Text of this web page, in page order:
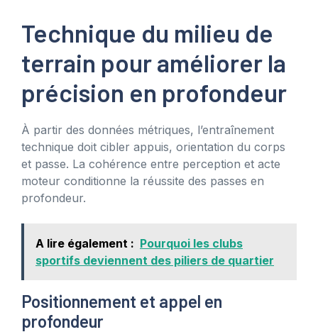
Technique du milieu de
terrain pour améliorer la
précision en profondeur
À partir des données métriques, l’entraînement
technique doit cibler appuis, orientation du corps
et passe. La cohérence entre perception et acte
moteur conditionne la réussite des passes en
profondeur.
A lire également : Pourquoi les clubs
sportifs deviennent des piliers de quartier
Positionnement et appel en
profondeur